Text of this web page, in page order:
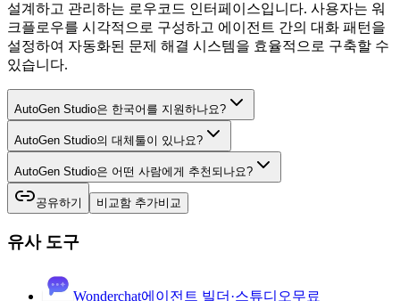
설계하고 관리하는 로우코드 인터페이스입니다. 사용자는 워
크플로우를 시각적으로 구성하고 에이전트 간의 대화 패턴을
설정하여 자동화된 문제 해결 시스템을 효율적으로 구축할 수
있습니다.
AutoGen Studio은 한국어를 지원하나요?
AutoGen Studio의 대체툴이 있나요?
AutoGen Studio은 어떤 사람에게 추천되나요?
공유하기 비교함 추가비교
유사 도구
Wonderchat에이전트 빌더·스튜디오무료